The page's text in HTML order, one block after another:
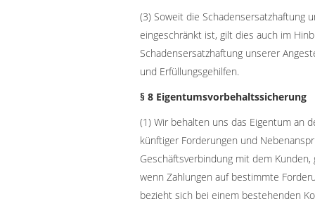
(3) Soweit die Schadensersatzhaftung
eingeschränkt ist, gilt dies auch im
Schadensersatzhaftung unserer
und Erfüllungsgehilfen.
§ 8 Eigentumsvorbehaltssicherung
(1) Wir behalten uns das Eigentum an
künftiger Forderungen und
Geschäftsverbindung mit dem
wenn Zahlungen auf bestimmte
bezieht sich bei einem bestehenden